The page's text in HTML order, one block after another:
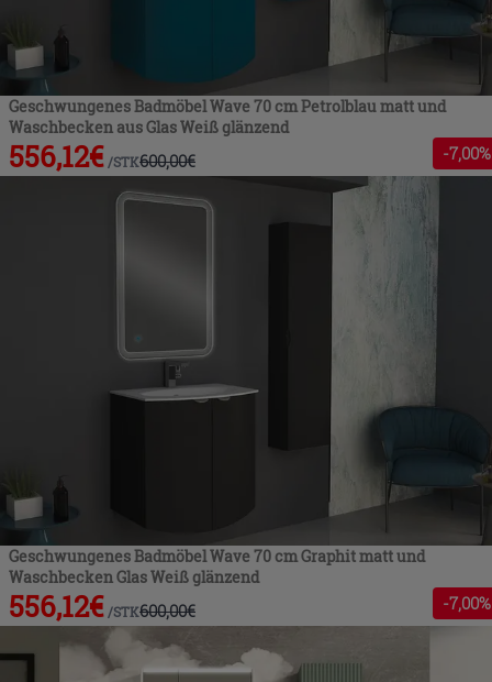
Geschwungenes Badmöbel Wave 70 cm Petrolblau matt und
Waschbecken aus Glas Weiß glänzend
556,12€ /STK600,00€ -7,00%
Geschwungenes Badmöbel Wave 70 cm Graphit matt und
Waschbecken Glas Weiß glänzend
556,12€ /STK600,00€ -7,00%